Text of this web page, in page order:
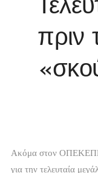
πριν
Ακόμα στον ΟΠΕΚΕΠΕ
για την τελευταία